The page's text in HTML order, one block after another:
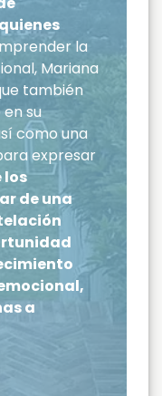
la
Mariana
también
su
como una
expresar
los
de una
a